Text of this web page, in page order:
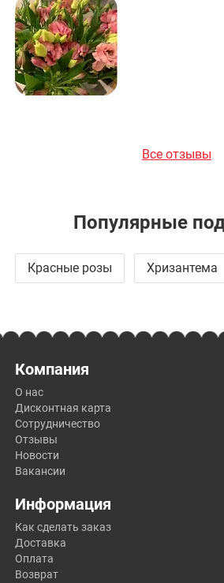
Все отзывы
Популярные
Красные розы Хризантема
Компания
О нас
Дисконтная карта
Сотрудничество
Отзывы
Новости
Вакансии
Информация
Как сделать заказ
Доставка
Оплата
Возврат